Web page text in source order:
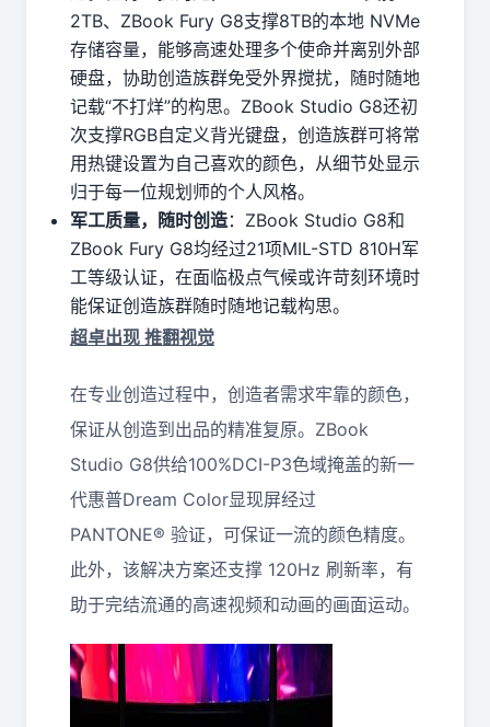
2TB、ZBook Fury G8支撑8TB的本地 NVMe
存储容量，能够高速处理多个使命并离别外部
硬盘，协助创造族群免受外界搅扰，随时随地
记载“不打烊”的构思。ZBook Studio G8还初
次支撑RGB自定义背光键盘，创造族群可将常
用热键设置为自己喜欢的颜色，从细节处显示
归于每一位规划师的个人风格。
军工质量，随时创造：ZBook Studio G8和
ZBook Fury G8均经过21项MIL-STD 810H军
工等级认证，在面临极点气候或许苛刻环境时
能保证创造族群随时随地记载构思。
超卓出现 推翻视觉
在专业创造过程中，创造者需求牢靠的颜色，
保证从创造到出品的精准复原。ZBook
Studio G8供给100%DCI-P3色域掩盖的新一
代惠普Dream Color显现屏经过
PANTONE® 验证，可保证一流的颜色精度。
此外，该解决方案还支撑 120Hz 刷新率，有
助于完结流通的高速视频和动画的画面运动。